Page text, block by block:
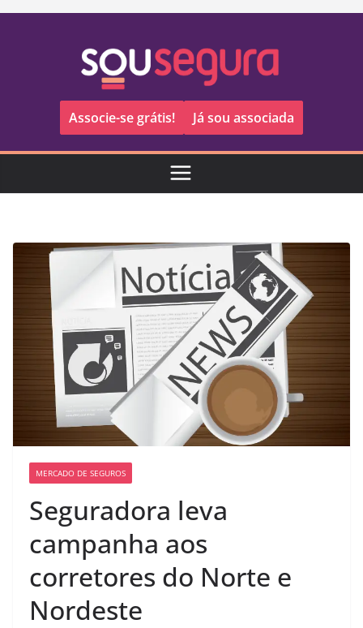
Pular
Associe-se grátis! Já sou associada
MERCADO DE SEGUROS
Seguradora leva
campanha aos
corretores do Norte e
Nordeste